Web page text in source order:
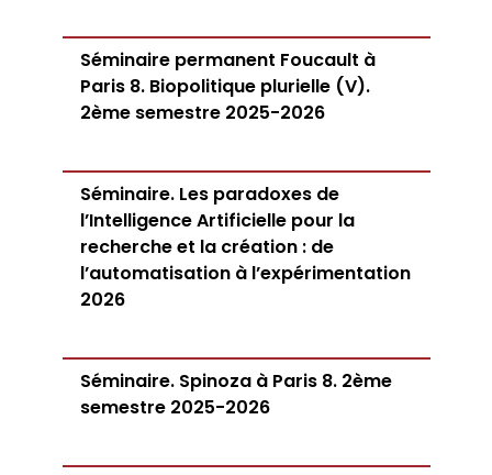
Séminaire permanent Foucault à
Paris 8. Biopolitique plurielle (V).
2ème semestre 2025-2026
Séminaire. Les paradoxes de
l’Intelligence Artificielle pour la
recherche et la création : de
l’automatisation à l’expérimentation
2026
Séminaire. Spinoza à Paris 8. 2ème
semestre 2025-2026